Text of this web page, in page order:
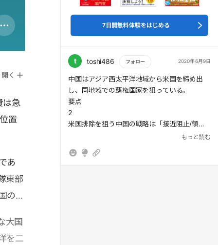
開く
は急
置
あ
東部
の姿
大国
を二
7日間無料体験をはじめる
t toshi486 フォロー 2020年6月9日
もっと読む
中国はアジア西太平洋地域から米国を締め出
し、同地域での覇権国家を狙っている。
要点
2
米国排除を狙う中国の戦略は「接近阻止/領域
拒否(A2/AD)」であり、対する米国の作戦構想
要点
もっと読む